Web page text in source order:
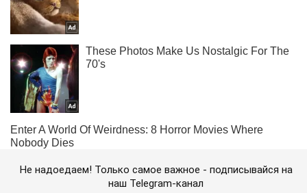
Не надоедаем! Только самое важное - подписывайся на
наш Telegram-канал